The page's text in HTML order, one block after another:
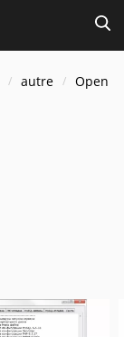
autre
Open